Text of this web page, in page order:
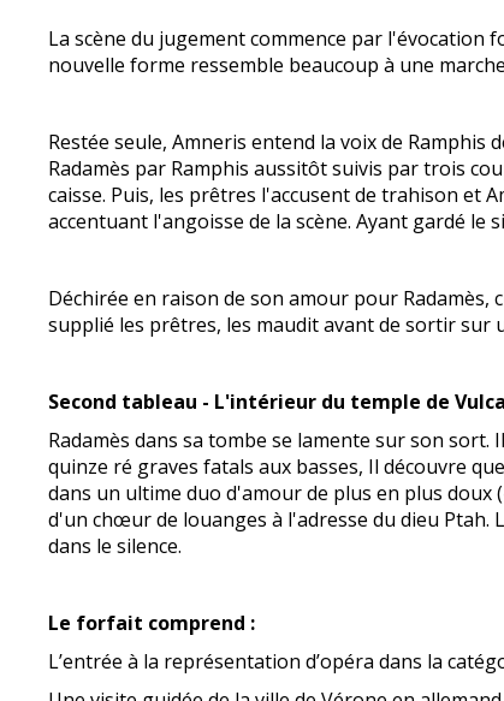
La scène du jugement commence par
nouvelle forme ressemble beaucoup à une
Restée seule, Amneris entend la voix de
Radamès par Ramphis aussitôt suivis par trois
caisse. Puis, les prêtres l'accusent de trahison et
accentuant l'angoisse de la scène. Ayant gardé le
Déchirée en raison de son amour pour
supplié les prêtres, les maudit avant de sortir
Second tableau - L'intérieur du temple de
Radamès dans sa tombe se lamente sur son
quinze ré graves fatals aux basses, Il découvre
dans un ultime duo d'amour de plus en plus doux
d'un chœur de louanges à l'adresse du dieu Ptah.
dans le silence.
Le forfait comprend :
L’entrée à la représentation d’opéra dans la